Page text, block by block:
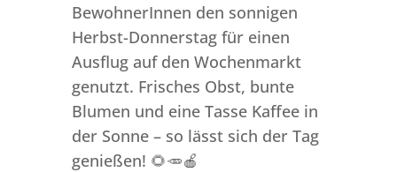
BewohnerInnen den sonnigen
Herbst-Donnerstag für einen
Ausflug auf den Wochenmarkt
genutzt. Frisches Obst, bunte
Blumen und eine Tasse Kaffee in
der Sonne – so lässt sich der Tag
genießen! 🌻🥕🍎